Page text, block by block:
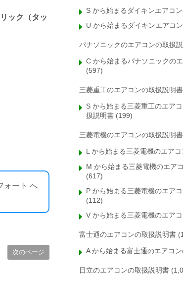
ック（タッ
ォート へ
次のページ
S から始まるダイキンエアコ
U から始まるダイキンエアコ
パナソニックのエアコンの取扱
C から始まるパナソニックの
(597)
三菱重工のエアコンの取扱説明書
S から始まる三菱重工のエア
扱説明書 (199)
三菱電機のエアコンの取扱説明書
L から始まる三菱電機のエア
M から始まる三菱電機のエア
(617)
P から始まる三菱電機のエア
(112)
V から始まる三菱電機のエア
富士通のエアコンの取扱説明書
A から始まる富士通のエアコ
日立のエアコンの取扱説明書